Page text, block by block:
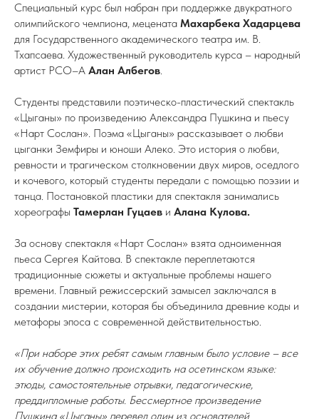
Специальный курс был набран при поддержке двукратного
олимпийского чемпиона, мецената Махарбека Хадарцева
для Государственного академического театра им. В.
Тхапсаева. Художественный руководитель курса – народный
артист РСО–А Алан Албегов.
Студенты представили поэтическо-пластический спектакль
«Цыганы» по произведению Александра Пушкина и пьесу
«Нарт Сослан». Поэма «Цыганы» рассказывает о любви
цыганки Земфиры и юноши Алеко. Это история о любви,
ревности и трагическом столкновении двух миров, оседлого
и кочевого, который студенты передали с помощью поэзии и
танца. Постановкой пластики для спектакля занимались
хореографы Тамерлан Гуцаев и Алана Кулова.
За основу спектакля «Нарт Сослан» взята одноименная
пьеса Сергея Кайтова. В спектакле переплетаются
традиционные сюжеты и актуальные проблемы нашего
времени. Главный режиссерский замысел заключался в
создании мистерии, которая бы объединила древние коды и
метафоры эпоса с современной действительностью.
«При наборе этих ребят самым главным было условие – все
их обучение должно происходить на осетинском языке:
этюды, самостоятельные отрывки, педагогические,
преддипломные работы. Бессмертное произведение
Пушкина «Цыганы» перевел один из основателей